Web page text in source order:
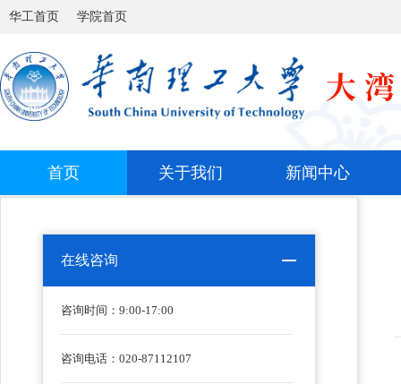
华工首页 学院首页
首页 关于我们 新闻中心
在线咨询
咨询时间： 9:00-17:00
咨询电话：020-87112107